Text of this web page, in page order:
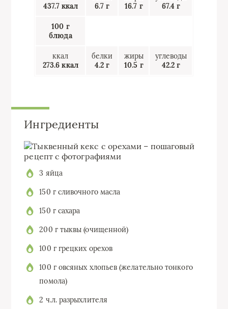
437.7 ккал
6.7 г
16.7 г
67.4 г
100 г
блюда
ккал
273.6 ккал
белки
4.2 г
жиры
10.5 г
углеводы
42.2 г
Ингредиенты
3 яйца
150 г сливочного масла
150 г сахара
200 г тыквы (очищенной)
100 г грецких орехов
100 г овсяных хлопьев (желательно тонкого
помола)
2 ч.л. разрыхлителя